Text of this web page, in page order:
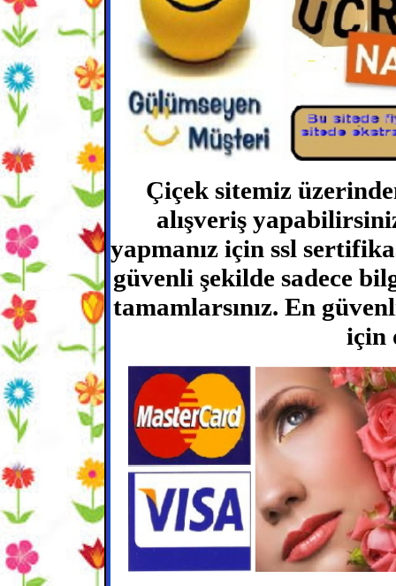
Çiçek sitemiz
alışveriş
yapmanız için ssl
güvenli şekilde sadece
tamamlarsınız. En
için